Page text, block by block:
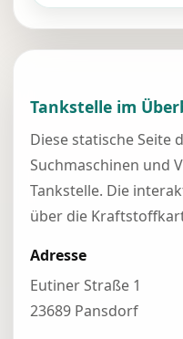
Tankstelle im
Diese statische Seite
Suchmaschinen und
Tankstelle. Die
über die
Adresse
Eutiner Straße 1
23689 Pansdorf